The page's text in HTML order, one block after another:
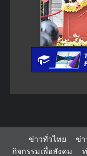
ข่าวทั่วไทย ข่า
กิจกรรมเพื่อสังคม